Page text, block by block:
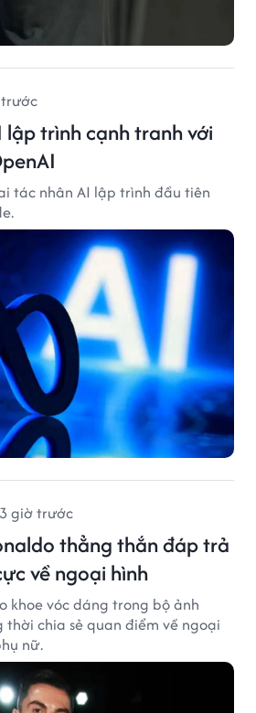
trình cạnh tranh với
tác nhân AI lập trình đầu tiên
3 giờ trước
thẳng thắn đáp trả
về ngoại hình
khoe vóc dáng trong bộ ảnh
thời chia sẻ quan điểm về ngoại
nữ.